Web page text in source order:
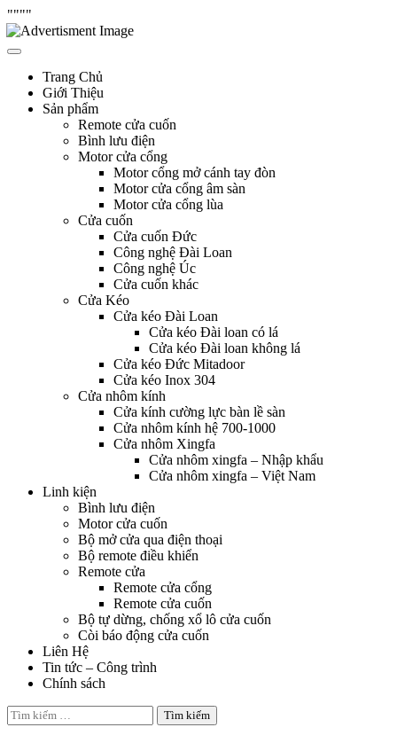
""""
Skip
to
Trang Chủ
Giới Thiệu
Sản phẩm
Remote cửa cuốn
Bình lưu điện
Motor cửa cổng
Motor cổng mở cánh tay đòn
Motor cửa cổng âm sàn
Motor cửa cổng lùa
Cửa cuốn
Cửa cuốn Đức
Công nghệ Đài Loan
Công nghệ Úc
Cửa cuốn khác
Cửa Kéo
Cửa kéo Đài Loan
Cửa kéo Đài loan có lá
Cửa kéo Đài loan không lá
Cửa kéo Đức Mitadoor
Cửa kéo Inox 304
Cửa nhôm kính
Cửa kính cường lực bàn lề sàn
Cửa nhôm kính hệ 700-1000
Cửa nhôm Xingfa
Cửa nhôm xingfa – Nhập khẩu
Cửa nhôm xingfa – Việt Nam
Linh kiện
Bình lưu điện
Motor cửa cuốn
Bộ mở cửa qua điện thoại
Bộ remote điều khiển
Remote cửa
Remote cửa cổng
Remote cửa cuốn
Bộ tự dừng, chống xổ lô cửa cuốn
Còi báo động cửa cuốn
Liên Hệ
Tin tức – Công trình
Chính sách
Tìm
kiếm